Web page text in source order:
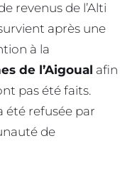
revenus de l’Alti
après une
à la
de l’Aigoual afin
pas été faits.
été refusée par
de